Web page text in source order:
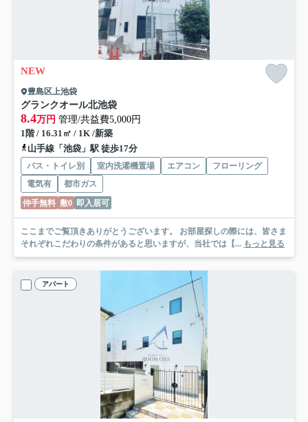
NEW
豊島区上池袋
グランクオール北池袋
8.4万円 管理/共益費5,000円
1階 / 16.31㎡ / 1K /新築
山手線「池袋」駅 徒歩17分
バス・トイレ別 室内洗濯機置場 エアコン
フローリング
電気有
都市ガス
仲手無料 敷0 即入居可
ここまでご覧頂きありがとうございます。 お部屋探しの際には、皆さま
それぞれこだわりの条件があると思いますが、当社では【... もっと見る
アパート